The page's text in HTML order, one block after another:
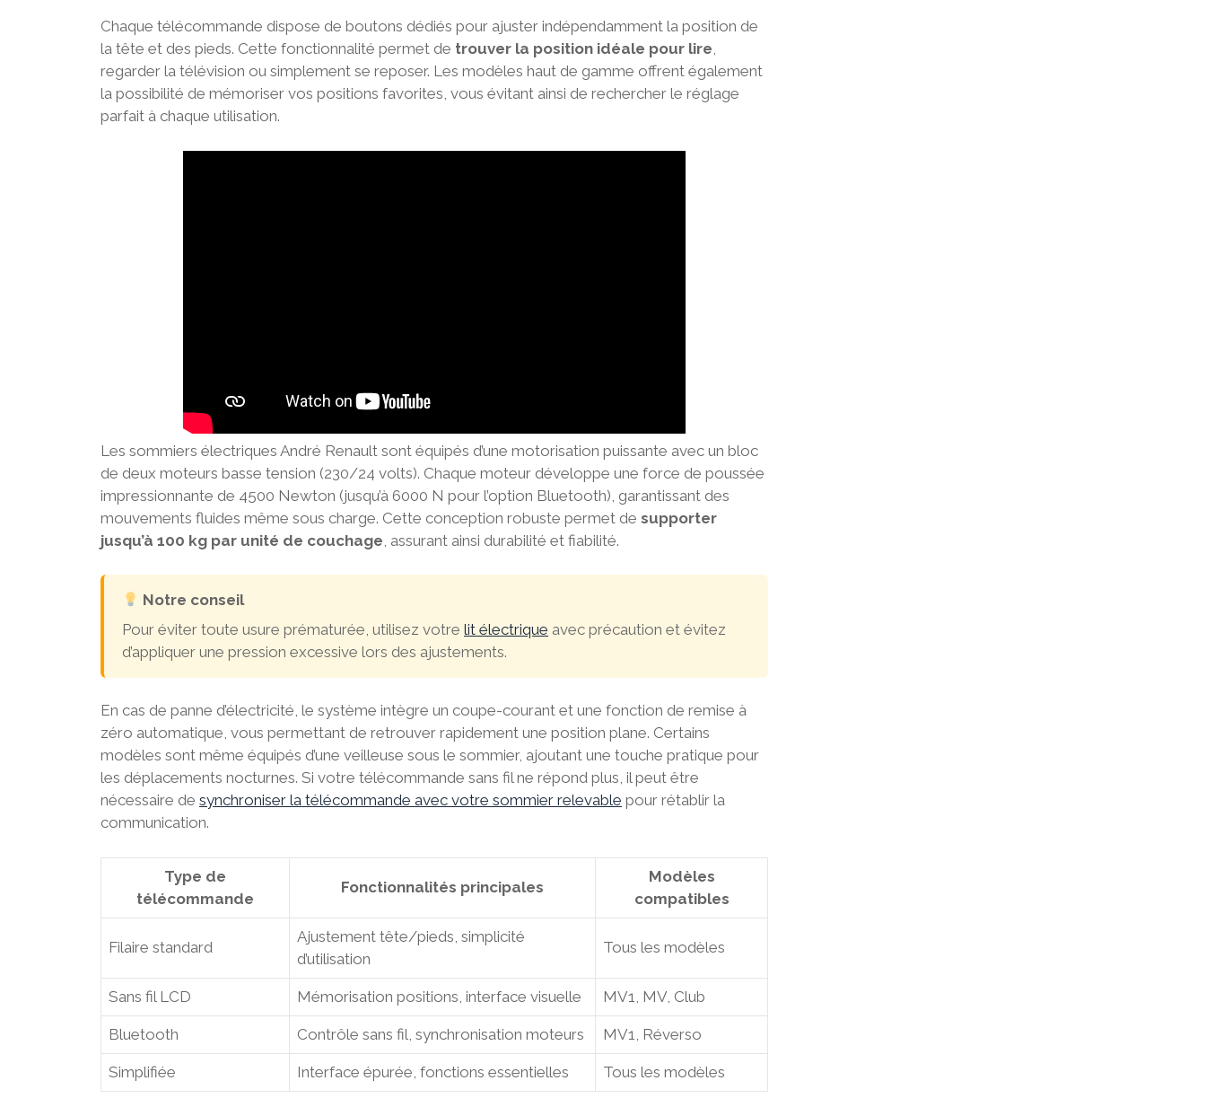
Chaque télécommande dispose de boutons dédiés pour ajuster indépendamment la position de
la tête et des pieds. Cette fonctionnalité permet de trouver la position idéale pour lire,
regarder la télévision ou simplement se reposer. Les modèles haut de gamme offrent également
la possibilité de mémoriser vos positions favorites, vous évitant ainsi de rechercher le réglage
parfait à chaque utilisation.
Les sommiers électriques André Renault sont équipés d’une motorisation puissante avec un bloc
de deux moteurs basse tension (230/24 volts). Chaque moteur développe une force de poussée
impressionnante de 4500 Newton (jusqu’à 6000 N pour l’option Bluetooth), garantissant des
mouvements fluides même sous charge. Cette conception robuste permet de supporter
jusqu’à 100 kg par unité de couchage , assurant ainsi durabilité et fiabilité.
Notre conseil
Pour éviter toute usure prématurée, utilisez votre lit électrique avec précaution et évitez
d’appliquer une pression excessive lors des ajustements.
En cas de panne d’électricité, le système intègre un coupe-courant et une fonction de remise à
zéro automatique, vous permettant de retrouver rapidement une position plane. Certains
modèles sont même équipés d’une veilleuse sous le sommier, ajoutant une touche pratique pour
les déplacements nocturnes. Si votre télécommande sans fil ne répond plus, il peut être
nécessaire de synchroniser la télécommande avec votre sommier relevable pour rétablir la
communication.
Type de
télécommande
Fonctionnalités principales
Modèles
compatibles
Filaire standard
Ajustement tête/pieds, simplicité
d’utilisation
Tous les modèles
Sans fil LCD Mémorisation positions, interface visuelle MV1, MV, Club
Bluetooth Contrôle sans fil, synchronisation moteurs MV1, Réverso
Simplifiée Interface épurée, fonctions essentielles Tous les modèles